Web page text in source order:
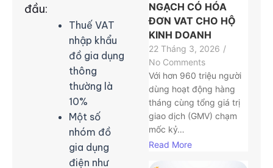
đầu:
Thuế VAT
nhập khẩu
đồ gia dụng
thông
thường là
10%
Một số
nhóm đồ
gia dụng
điện như
NGẠCH CÓ HÓA
ĐƠN VAT CHO HỘ
KINH DOANH
22 Tháng 3, 2026 /
No Comments
Với hơn 960 triệu người
dùng hoạt động hàng
tháng cùng tổng giá trị
giao dịch (GMV) chạm
mốc kỷ…
Read More